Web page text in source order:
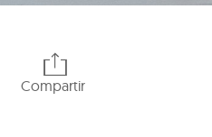
Compartir